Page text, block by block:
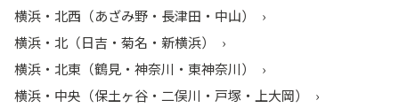
横浜・北西（あざみ野・長津田・中山）
横浜・北（日吉・菊名・新横浜）
横浜・北東（鶴見・神奈川・東神奈川）
横浜・中央（保土ヶ谷・二俣川・戸塚・上大岡）